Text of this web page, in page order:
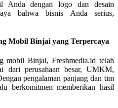
Anda dengan logo dan desain
bahwa bisnis Anda serius,
Mobil Binjai yang Terpercaya
mobil Binjai, Freshmedia.id telah
dari perusahaan besar, UMKM,
pengalaman panjang dan tim
berkomitmen memberikan hasil